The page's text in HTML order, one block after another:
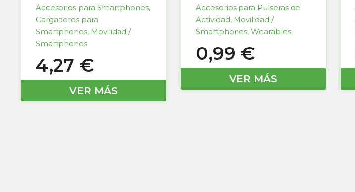
Accesorios para Smartphones,
Cargadores para
Smartphones, Movilidad /
Smartphones
4,27 €
VER MÁS
Accesorios para Pulseras de
Actividad, Movilidad /
Smartphones, Wearables
0,99 €
VER MÁS